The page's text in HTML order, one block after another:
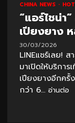
CHINA NEWS
“แอร์ไชน่
เปียงยาง
30/03/2026
LINEแชร์เลย!
มาเปิดให้บริกา
เปียงยางอีกครั้
กว่า 6... อ่านต่อ